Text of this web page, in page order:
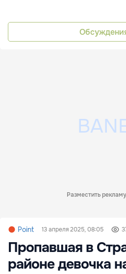
Разместить
Point 13 апреля 2025, 08:05
Пропавшая в
районе девочка